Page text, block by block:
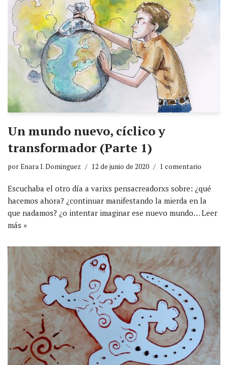
Un mundo nuevo, cíclico y
transformador (Parte 1)
porEnara I. Dominguez 12 de junio de 2020 1 comentario
Escuchaba el otro día a varixs pensacreadorxs sobre: ¿qué
hacemos ahora? ¿continuar manifestando la mierda en la
que nadamos? ¿o intentar imaginar ese nuevo mundo…Leer
más »